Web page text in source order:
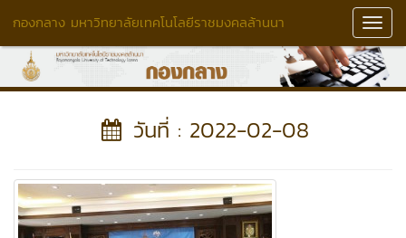
กองกลาง มหาวิทยาลัยเทคโนโลยีราชมงคลล้านนา
วันที่ : 2022-02-08